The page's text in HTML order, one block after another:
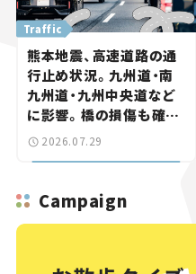
Traffic
熊本地震、高速道路の通
行止め状況。九州道・南
九州道・九州中央道など
に影響。橋の損傷も確認
【道路のニュース】
2026.07.29
Campaign